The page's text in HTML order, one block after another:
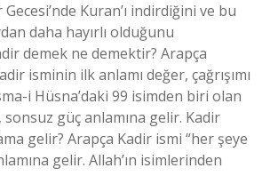
Gecesi’nde Kuran’ı indirdiğini ve bu
daha hayırlı olduğunu
demek ne demektir? Arapça
isminin ilk anlamı değer, çağrışımı
i Hüsna’daki 99 isimden biri olan
güç anlamına gelir. Kadir
gelir? Arapça Kadir ismi “her şeye
gelir. Allah’ın isimlerinden